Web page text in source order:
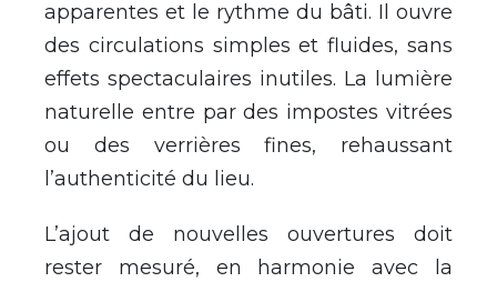
apparentes et le rythme du bâti. Il ouvre
des circulations simples et fluides, sans
effets spectaculaires inutiles. La lumière
naturelle entre par des impostes vitrées
ou des verrières fines, rehaussant
l’authenticité du lieu.
L’ajout de nouvelles ouvertures doit
rester mesuré, en harmonie avec la